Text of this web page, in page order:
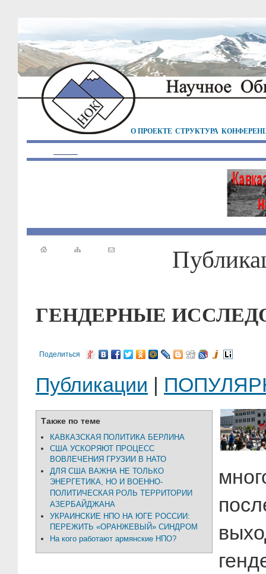
О ПРОЕКТЕ СТРУКТУРА
ГЕНДЕРНЫЕ
Поделиться
Публикации |
Также по теме
КАВКАЗСКАЯ ПОЛИТИКА БЕРЛИНА
США УСКОРЯЮТ ПРОЦЕСС
ВОВЛЕЧЕНИЯ ГРУЗИИ В НАТО
ДЛЯ США ВАЖНА НЕ ТОЛЬКО
ЭНЕРГЕТИКА, НО И ВОЕННО-
ПОЛИТИЧЕСКАЯ РОЛЬ ТЕРРИТОРИИ
АЗЕРБАЙДЖАНА
УКРАИНСКИЕ НПО НА ЮГЕ РОССИИ:
ПЕРЕЖИТЬ «ОРАНЖЕВЫЙ» СИНДРОМ
На кого работают армянские НПО?